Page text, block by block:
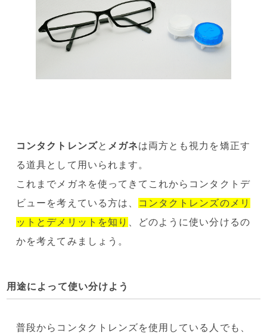
コンタクトレンズと メガネは両方とも視力を矯正す
る道具として用いられます。
これまでメガネを使ってきてこれからコンタクトデ
ビューを考えている方は、
コンタクトレンズのメリ
ットとデメリットを知り
、どのように使い分けるの
かを考えてみましょう。
用途によって使い分けよう
普段からコンタクトレンズを使用している人でも、